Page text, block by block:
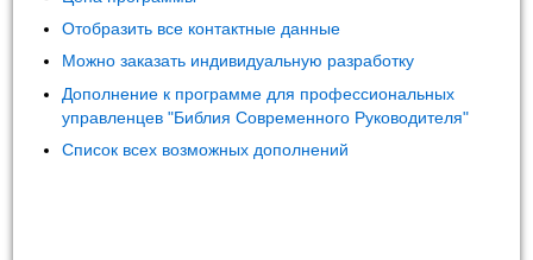
Отобразить все контактные данные
Можно заказать индивидуальную разработку
Дополнение к программе для профессиональных
управленцев "Библия Современного Руководителя"
Список всех возможных дополнений